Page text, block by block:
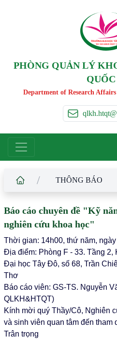
TRƯỜNG ĐẠI HỌC TÂ
TAY DO UNIVERSIT Y
PHÒNG QUẢN LÝ
Department of Research
/ THÔNG BÁO
Báo cáo chuyên đề "Kỹ
nghiên cứu khoa học"
Thời gian: 14h00, thứ năm,
Địa điểm: Phòng F - 33. Tầng 2,
Đại học Tây Đô, số 68, Trần
Thơ
Báo cáo viên: GS-TS. Nguyễn
QLKH&HTQT)
Kính mời quý Thầy/Cô, Nghiên
và sinh viên quan tâm đến tham
Trân trọng